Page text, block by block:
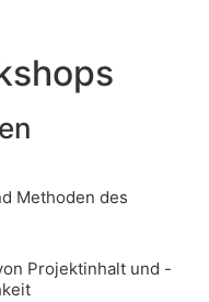
Methoden des
Projektinhalt und -